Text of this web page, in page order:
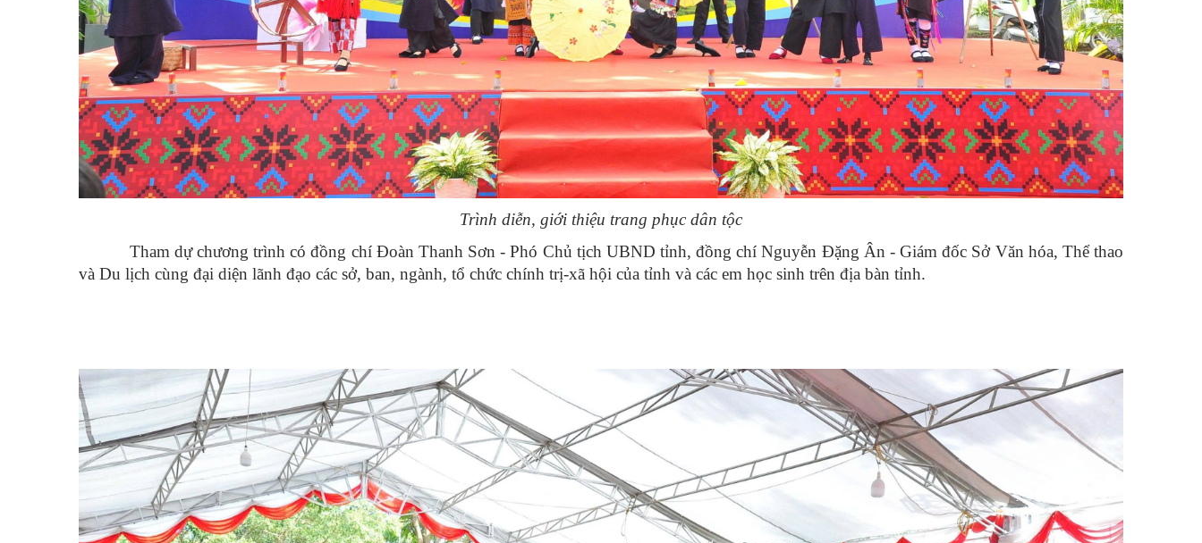
Trình diễn, giới thiệu trang phục dân tộc
Tham dự chương trình có đồng chí Đoàn Thanh Sơn - Phó Chủ tịch UBND tỉnh, đồng chí Nguyễn Đặng Ân - Giám đốc Sở Văn hóa, Thể thao
và Du lịch cùng đại diện lãnh đạo các sở, ban, ngành, tổ chức chính trị-xã hội của tỉnh và các em học sinh trên địa bàn tỉnh.